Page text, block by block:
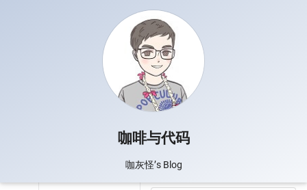
咖啡与代码
咖灰怪’s Blog